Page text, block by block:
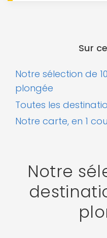
Sur
Notre sélection de
plongée
Toutes les
Notre carte, en 1
Notre